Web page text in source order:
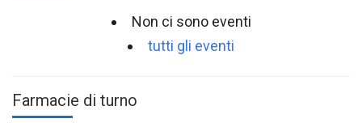
Non ci sono eventi
tutti gli eventi
Farmacie di turno